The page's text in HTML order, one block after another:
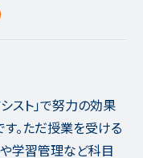
スト」で努力の効果
。ただ授業を受ける
学習管理など科目